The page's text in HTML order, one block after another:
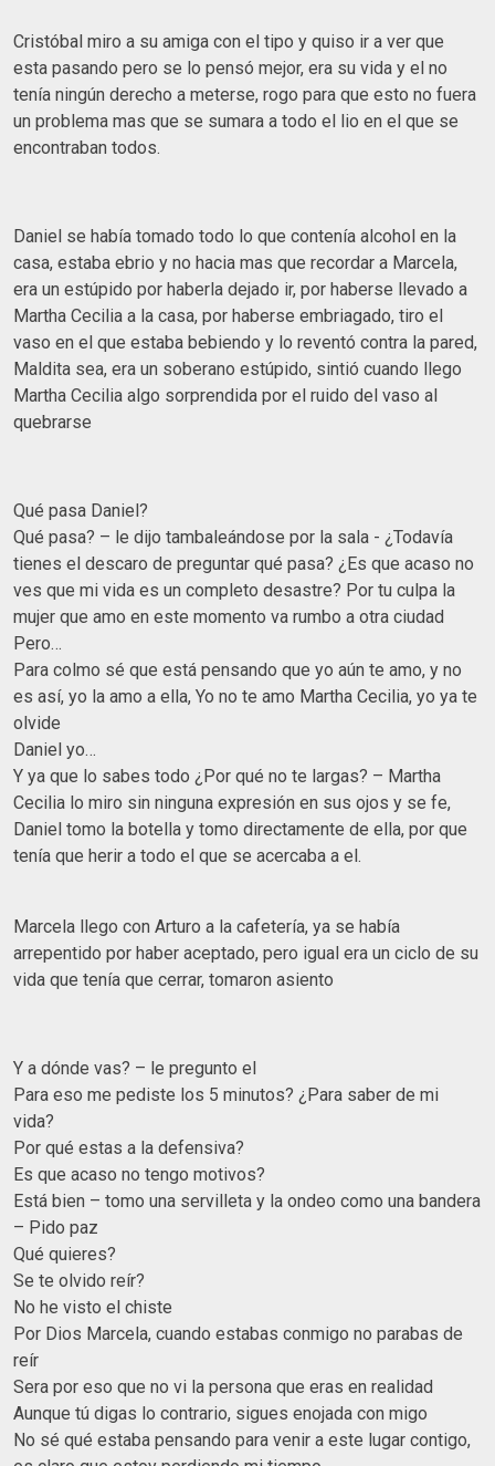
Cristóbal miro a su amiga con el tipo y quiso ir a ver que
esta pasando pero se lo pensó mejor, era su vida y el no
tenía ningún derecho a meterse, rogo para que esto no fuera
un problema mas que se sumara a todo el lio en el que se
encontraban todos.
Daniel se había tomado todo lo que contenía alcohol en la
casa, estaba ebrio y no hacia mas que recordar a Marcela,
era un estúpido por haberla dejado ir, por haberse llevado a
Martha Cecilia a la casa, por haberse embriagado, tiro el
vaso en el que estaba bebiendo y lo reventó contra la pared,
Maldita sea, era un soberano estúpido, sintió cuando llego
Martha Cecilia algo sorprendida por el ruido del vaso al
quebrarse
Qué pasa Daniel?
Qué pasa? – le dijo tambaleándose por la sala - ¿Todavía
tienes el descaro de preguntar qué pasa? ¿Es que acaso no
ves que mi vida es un completo desastre? Por tu culpa la
mujer que amo en este momento va rumbo a otra ciudad
Pero…
Para colmo sé que está pensando que yo aún te amo, y no
es así, yo la amo a ella, Yo no te amo Martha Cecilia, yo ya te
olvide
Daniel yo…
Y ya que lo sabes todo ¿Por qué no te largas? – Martha
Cecilia lo miro sin ninguna expresión en sus ojos y se fe,
Daniel tomo la botella y tomo directamente de ella, por que
tenía que herir a todo el que se acercaba a el.
Marcela llego con Arturo a la cafetería, ya se había
arrepentido por haber aceptado, pero igual era un ciclo de su
vida que tenía que cerrar, tomaron asiento
Y a dónde vas? – le pregunto el
Para eso me pediste los 5 minutos? ¿Para saber de mi
vida?
Por qué estas a la defensiva?
Es que acaso no tengo motivos?
Está bien – tomo una servilleta y la ondeo como una bandera
– Pido paz
Qué quieres?
Se te olvido reír?
No he visto el chiste
Por Dios Marcela, cuando estabas conmigo no parabas de
reír
Sera por eso que no vi la persona que eras en realidad
Aunque tú digas lo contrario, sigues enojada con migo
No sé qué estaba pensando para venir a este lugar contigo,